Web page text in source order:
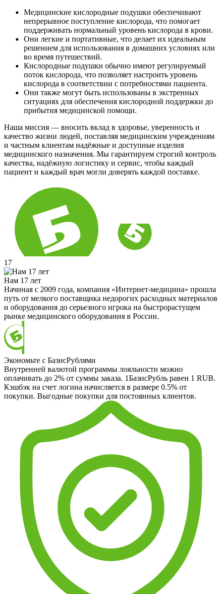
Медицинские кислородные подушки обеспечивают
непрерывное поступление кислорода, что помогает
поддерживать нормальный уровень кислорода в крови.
Они легкие и портативные, что делает их идеальным
решением для использования в домашних условиях или
во время путешествий.
Кислородные подушки обычно имеют регулируемый
поток кислорода, что позволяет настроить уровень
кислорода в соответствии с потребностями пациента.
Они также могут быть использованы в экстренных
ситуациях для обеспечения кислородной поддержки до
прибытия медицинской помощи.
Наша миссия — вносить вклад в здоровье, уверенность и
качество жизни людей, поставляя медицинским учреждениям
и частным клиентам надёжные и доступные изделия
медицинского назначения. Мы гарантируем строгий контроль
качества, надёжную логистику и сервис, чтобы каждый
пациент и каждый врач могли доверять каждой поставке.
17
Нам 17 лет
Начиная с 2009 года, компания «Интернет-медицина» прошла
путь от мелкого поставщика недорогих расходных материалов
и оборудования до серьезного игрока на быстрорастущем
рынке медицинского оборудования в России.
Экономьте с БазисРублями
Внутренней валютой программы лояльности можно
оплачивать до 2% от суммы заказа. 1БазисРубль равен 1 RUB.
Кэшбэк на счет логина начисляется в размере 0.5% от
покупки. Выгодные покупки для постоянных клиентов.